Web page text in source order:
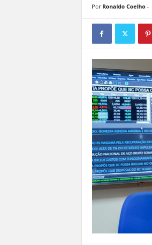
ç
o
Por Ronaldo Coelho-